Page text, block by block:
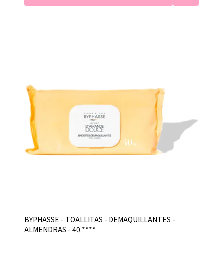
BYPHASSE - TOALLITAS - DEMAQUILLANTES -
ALMENDRAS - 40 ****